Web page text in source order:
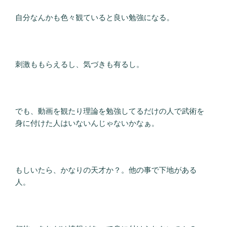
自分なんかも色々観ていると良い勉強になる。
刺激ももらえるし、気づきも有るし。
でも、動画を観たり理論を勉強してるだけの人で武術を
身に付けた人はいないんじゃないかなぁ。
もしいたら、かなりの天才か？。他の事で下地がある
人。